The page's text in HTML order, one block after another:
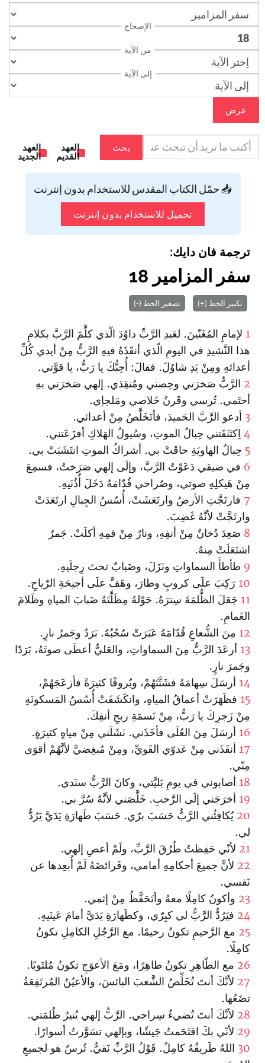
الإصحاح
من الآية
إلى الآية
عرض
بحث
العهد
القديم
العهد
الجديد
📥 حمّل الكتاب المقدس للاستخدام بدون إنترنت
تحميل للاستخدام بدون إنترنت
ترجمة فان دايك:
سفر المزامير 18
تكبير الخط (+) تصغير الخط (-)
1 لإمامِ المُغَنّينَ. لعَبدِ الرَّبِّ داوُدَ الّذي كلَّمَ الرَّبَّ بكلامِ
هذا النَّشيدِ في اليومِ الّذي أنقَذَهُ فيهِ الرَّبُّ مِنْ أيدي كُلِّ
أعدائهِ ومِنْ يَدِ شاوُلَ. فقالَ: أُحِبُّكَ يا رَبُّ، يا قوَّتي.
2 الرَّبُّ صَخرَتي وحِصني ومُنقِذي. إلهي صَخرَتي بهِ
أحتَمي. تُرسي وقَرنُ خَلاصي ومَلجإي.
3 أدعو الرَّبَّ الحَميدَ، فأتَخَلَّصُ مِنْ أعدائي.
4 اِكتَنَفَتني حِبالُ الموتِ، وسُيولُ الهَلاكِ أفزَعَتني.
5 حِبالُ الهاويَةِ حاقَتْ بي. أشراكُ الموتِ انتَشَبَتْ بي.
6 في ضيقي دَعَوْتُ الرَّبَّ، وإلَى إلهي صَرَختُ، فسمِعَ
مِنْ هَيكلِهِ صوتي، وصُراخي قُدّامَهُ دَخَلَ أُذُنَيهِ.
7 فارتَجَّتِ الأرضُ وارتَعَشَتْ، أُسُسُ الجِبالِ ارتَعَدَتْ
وارتَجَّتْ لأنَّهُ غَضِبَ.
8 صَعِدَ دُخانٌ مِنْ أنفِهِ، ونارٌ مِنْ فمِهِ أكلَتْ. جَمرٌ
اشتَعَلَتْ مِنهُ.
9 طأطأَ السماواتِ ونَزَلَ، وضَبابٌ تحتَ رِجلَيهِ.
10 رَكِبَ علَى كروبٍ وطارَ، وهَفَّ علَى أجنِحَةِ الرّياحِ.
11 جَعَلَ الظُّلمَةَ سِترَهُ. حَوْلهُ مِظَلَّتَهُ ضَبابَ المياهِ وظَلامَ
الغَمامِ.
12 مِنَ الشُّعاعِ قُدّامَهُ عَبَرَتْ سُحُبُهُ. بَرَدٌ وجَمرُ نارٍ.
13 أرعَدَ الرَّبُّ مِنَ السماواتِ، والعَليُّ أعطَى صوتَهُ، بَرَدًا
وجَمرَ نارٍ.
14 أرسَلَ سِهامَهُ فشَتَّتَهُمْ، وبُروقًا كثيرَةً فأزعَجَهُمْ،
15 فظَهَرَتْ أعماقُ المياهِ، وانكَشَفَتْ أُسُسُ المَسكونَةِ
مِنْ زَجرِكَ يا رَبُّ، مِنْ نَسمَةِ ريحِ أنفِكَ.
16 أرسَلَ مِنَ العُلَى فأخَذَني. نَشَلَني مِنْ مياهٍ كثيرَةٍ.
17 أنقَذَني مِنْ عَدوّي القَويِّ، ومِنْ مُبغِضيَّ لأنَّهُمْ أقوَى
مِنّي.
18 أصابوني في يومِ بَليَّتي، وكانَ الرَّبُّ سنَدي.
19 أخرَجَني إلَى الرَّحبِ. خَلَّصَني لأنَّهُ سُرَّ بي.
20 يُكافِئُني الرَّبُّ حَسَبَ برّي. حَسَبَ طَهارَةِ يَدَيَّ يَرُدُّ
لي.
21 لأنّي حَفِظتُ طُرُقَ الرَّبِّ، ولَمْ أعصِ إلهي.
22 لأنَّ جميعَ أحكامِهِ أمامي، وفَرائضَهُ لَمْ أُبعِدها عن
نَفسي.
23 وأكونُ كامِلًا معهُ وأتَحَفَّظُ مِنْ إثمي.
24 فيَرُدُّ الرَّبُّ لي كبِرّي، وكطَهارَةِ يَدَيَّ أمامَ عَينَيهِ.
25 مع الرَّحيمِ تكونُ رحيمًا. مع الرَّجُلِ الكامِلِ تكونُ
كامِلًا.
26 مع الطّاهِرِ تكونُ طاهِرًا، ومَعَ الأعوَجِ تكونُ مُلتَويًا.
27 لأنَّكَ أنتَ تُخَلِّصُ الشَّعبَ البائسَ، والأعيُنُ المُرتَفِعَةُ
تضَعُها.
28 لأنَّكَ أنتَ تُضيءُ سِراجي. الرَّبُّ إلهي يُنيرُ ظُلمَتي.
29 لأنّي بكَ اقتَحَمتُ جَيشًا، وبإلهي تسَوَّرتُ أسوارًا.
30 اللهُ طَريقُهُ كامِلٌ. قَوْلُ الرَّبِّ نَقيٌّ. تُرسٌ هو لجميعِ